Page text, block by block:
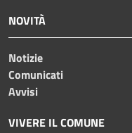
NOVITÀ
Notizie
Comunicati
Avvisi
VIVERE IL COMUNE